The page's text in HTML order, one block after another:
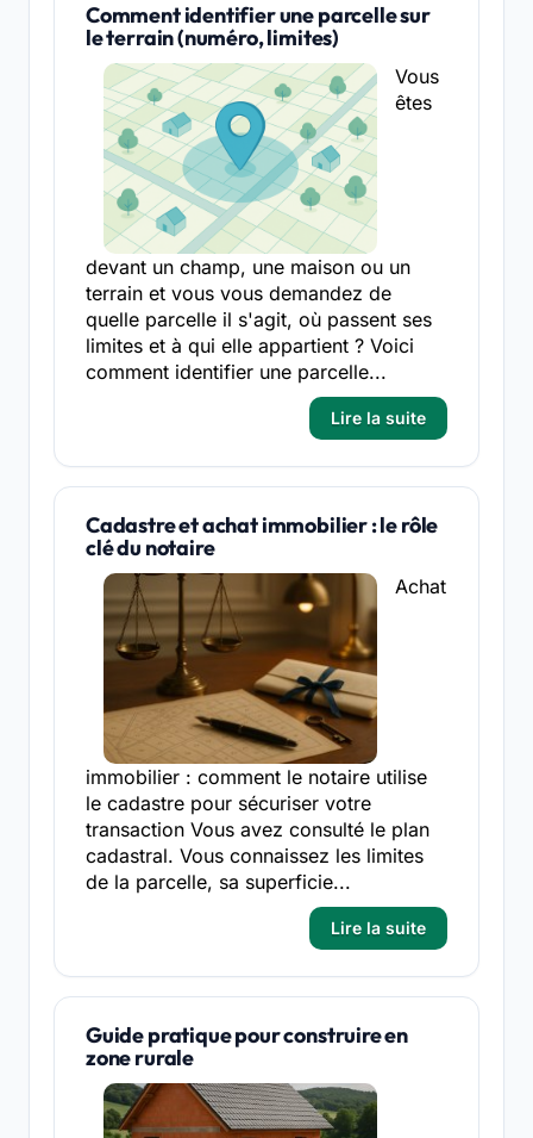
Comment identifier une parcelle sur
le terrain (numéro, limites)
Vous
êtes
devant un champ, une maison ou un
terrain et vous vous demandez de
quelle parcelle il s'agit, où passent ses
limites et à qui elle appartient ? Voici
comment identifier une parcelle...
Lire la suite
Cadastre et achat immobilier : le rôle
clé du notaire
Achat
immobilier : comment le notaire utilise
le cadastre pour sécuriser votre
transaction Vous avez consulté le plan
cadastral. Vous connaissez les limites
de la parcelle, sa superficie...
Lire la suite
Guide pratique pour construire en
zone rurale